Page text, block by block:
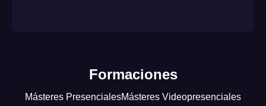
Formaciones
Másteres PresencialesMásteres Videopresenciales